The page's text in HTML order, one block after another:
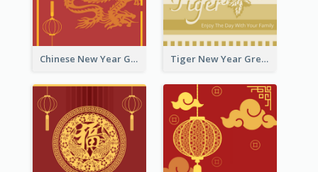
Chinese New Year Greeting Card With Graphic Decorations Tiger New Year Greeting Card With Decorations